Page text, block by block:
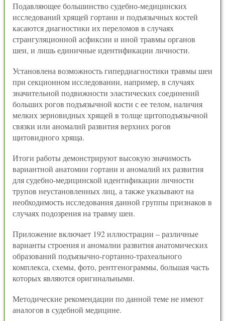
Подавляющее большинство судебно-медицинских
исследований хрящей гортани и подъязычных костей
касаются диагностики их переломов в случаях
странгуляционной асфиксии и иной травмы органов
шеи, и лишь единичные идентификации личности.
Установлена возможность гипердиагностики травмы шеи
при секционном исследовании, например, в случаях
значительной подвижности эластических соединений
больших рогов подъязычной кости с ее телом, наличия
мелких зерновидных хрящей в толще щитоподъязычной
связки или аномалий развития верхних рогов
щитовидного хряща.
Итоги работы демонстрируют высокую значимость
вариантной анатомии гортани и аномалий их развития
для судебно-медицинской идентификации личности
трупов неустановленных лиц, а также указывают на
необходимость исследования данной группы признаков в
случаях подозрения на травму шеи.
Приложение включает 192 иллюстрации – различные
варианты строения и аномалии развития анатомических
образований подъязычно-гортанно-трахеального
комплекса, схемы, фото, рентгенограммы, большая часть
которых являются оригинальными.
Методические рекомендации по данной теме не имеют
аналогов в судебной медицине.